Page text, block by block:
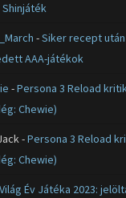
-Siker recept
AAA-játékok
-Persona 3 Reload
Chewie)
-Persona 3 Reload
Chewie)
Év Játéka 2023: